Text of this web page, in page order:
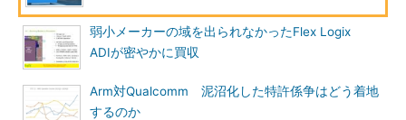
弱小メーカーの域を出られなかったFlex Logix
ADIが密やかに買収
Arm対Qualcomm 泥沼化した特許係争はどう着地
するのか